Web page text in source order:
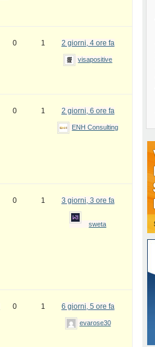
0 1 2 giorni, 4 ore fa
visapositive
0 1 2 giorni, 6 ore fa
ENH Consulting
0 1 3 giorni, 3 ore fa
sweta
0 1 6 giorni, 5 ore fa
evarose30